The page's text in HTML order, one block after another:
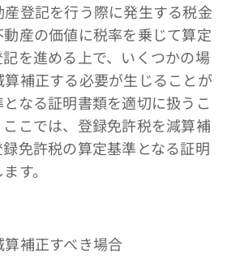
登記を行う際に発生する税金
産の価値に税率を乗じて算定
を進める上で、いくつかの場
補正する必要が生じることが
なる証明書類を適切に扱うこ
こでは、登録免許税を減算補
免許税の算定基準となる証明
す。
補正すべき場合